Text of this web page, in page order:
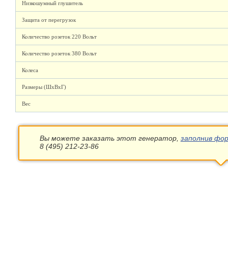
Низкошумный глушитель
Защита от перегрузок
Количество розеток 220 Вольт
Количество розеток 380 Вольт
Колеса
Размеры (ШхВхГ)
Вес
Вы можете заказать этот генератор, заполнив
8 (495) 212-23-86